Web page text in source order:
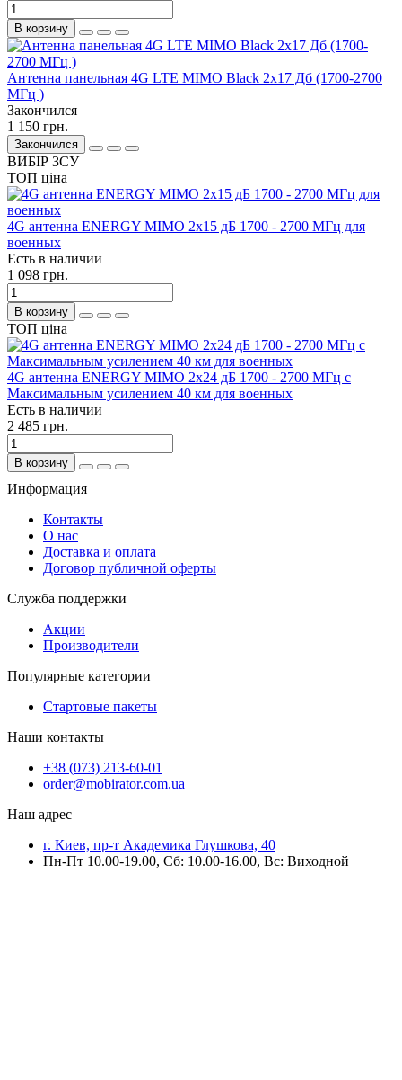
В корзину
Антенна панельная 4G LTE MIMO Black 2x17 Дб (1700-2700
МГц )
Закончился
1 150 грн.
Закончился
ВИБІР ЗСУ
ТОП ціна
4G антенна ENERGY MIMO 2x15 дБ 1700 - 2700 МГц для
военных
Есть в наличии
1 098 грн.
В корзину
ТОП ціна
4G антенна ENERGY MIMO 2x24 дБ 1700 - 2700 МГц с
Максимальным усилением 40 км для военных
Есть в наличии
2 485 грн.
В корзину
Информация
Контакты
О нас
Доставка и оплата
Договор публичной оферты
Служба поддержки
Акции
Производители
Популярные категории
Стартовые пакеты
Наши контакты
+38 (073) 213-60-01
order@mobirator.com.ua
Наш адрес
г. Киев, пр-т Академика Глушкова, 40
Пн-Пт 10.00-19.00, Cб: 10.00-16.00, Вс: Виходной